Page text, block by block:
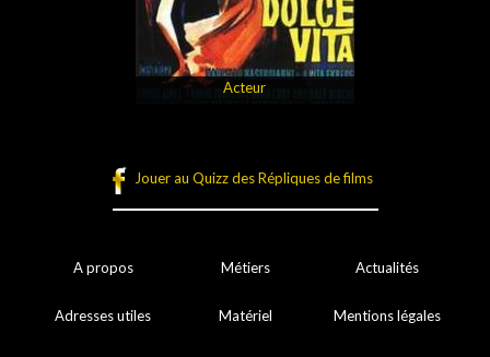
Acteur
Jouer au Quizz des Répliques de films
A propos Métiers Actualités
Adresses utiles Matériel Mentions légales